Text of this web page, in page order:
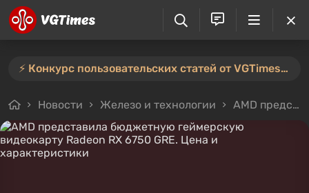
⚡️ Конкурс пользовательских статей от VGTimes продлён — участвуйте тут ⚡️
Новости Железо и технологии AMD представила бюджетную геймерскую видеокарту Radeon RX 6750 GRE. Цена и характеристики